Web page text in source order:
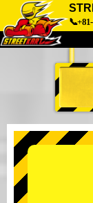
Om
Virksomhed
Tokyo